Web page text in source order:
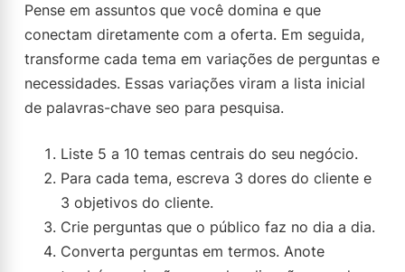
Pense em assuntos que você domina e que
conectam diretamente com a oferta. Em seguida,
transforme cada tema em variações de perguntas e
necessidades. Essas variações viram a lista inicial
de palavras-chave seo para pesquisa.
Liste 5 a 10 temas centrais do seu negócio.
Para cada tema, escreva 3 dores do cliente e
3 objetivos do cliente.
Crie perguntas que o público faz no dia a dia.
Converta perguntas em termos. Anote